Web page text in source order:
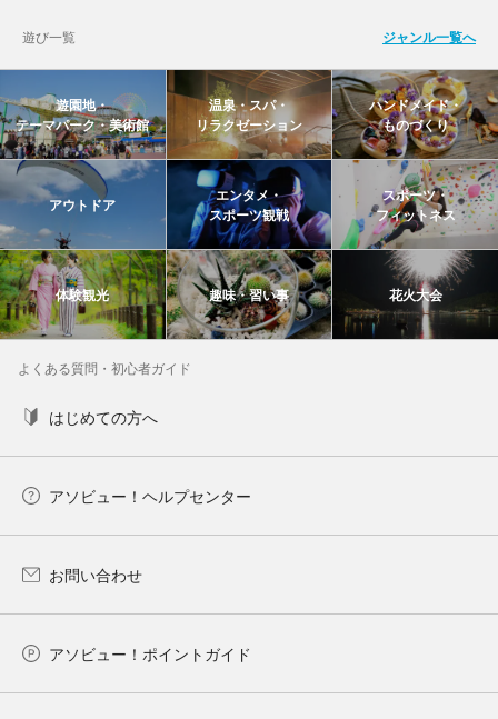
遊び一覧 ジャンル一覧へ
遊園地・
テーマパーク・美術館
温泉・スパ・
リラクゼーション
ハンドメイド・
ものづくり
アウトドア
エンタメ・
スポーツ観戦
スポーツ・
フィットネス
体験観光 趣味・習い事 花火大会
よくある質問・初心者ガイド
はじめての方へ
アソビュー！ヘルプセンター
お問い合わせ
アソビュー！ポイントガイド